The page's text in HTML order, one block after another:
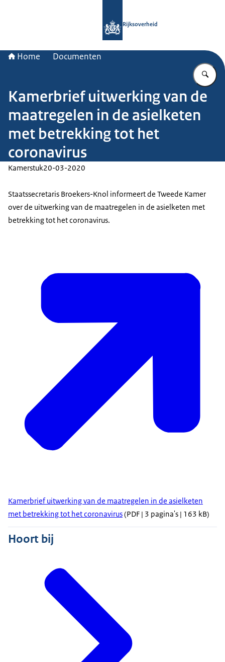
Rijksoverheid
Home Documenten
Kamerbrief uitwerking van de
maatregelen in de asielketen
met betrekking tot het
coronavirus
Kamerstuk20-03-2020
Staatssecretaris Broekers-Knol informeert de Tweede Kamer
over de uitwerking van de maatregelen in de asielketen met
betrekking tot het coronavirus.
Kamerbrief uitwerking van de maatregelen in de asielketen
met betrekking tot het coronavirus(PDF | 3 pagina's | 163 kB)
Hoort bij